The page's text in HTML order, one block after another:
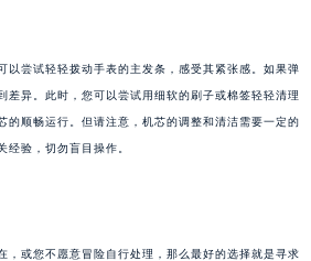
尝试轻轻拨动手表的主发条，感受其紧张感。如果弹
差异。此时，您可以尝试用细软的刷子或棉签轻轻清理
的顺畅运行。但请注意，机芯的调整和清洁需要一定的
经验，切勿盲目操作。
或您不愿意冒险自行处理，那么最好的选择就是寻求